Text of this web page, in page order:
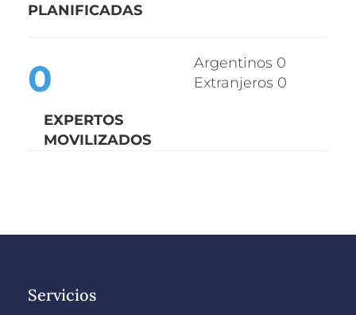
PLANIFICADAS
0
EXPERTOS
MOVILIZADOS
Argentinos 0
Extranjeros 0
Servicios